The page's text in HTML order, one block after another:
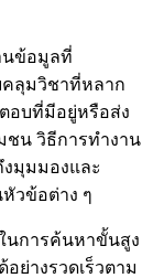
นข้อมูลที่
ลุมวิชาที่หลาก
อบที่มีอยู่หรือส่ง
ชน วิธีการทำงาน
มุมมองและ
วข้อต่าง ๆ
นการค้นหาขั้นสูง
ย่างรวดเร็วตาม